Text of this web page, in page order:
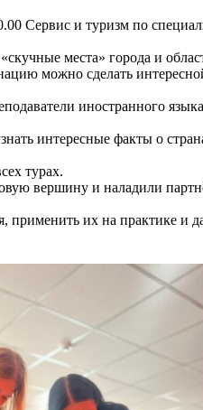
Сервис и туризм по
места» города и
можно сделать
иностранного
интересные факты о
турах.
вершину и наладили
применить их на практике и